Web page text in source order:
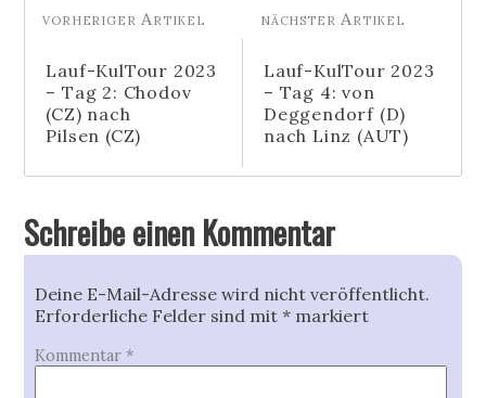
Lauf-KulTour 2023
– Tag 2: Chodov
(CZ) nach
Pilsen (CZ)
Lauf-KulTour 2023
– Tag 4: von
Deggendorf (D)
nach Linz (AUT)
Schreibe einen Kommentar
Deine E-Mail-Adresse wird nicht veröffentlicht.
Erforderliche Felder sind mit* markiert
Kommentar*